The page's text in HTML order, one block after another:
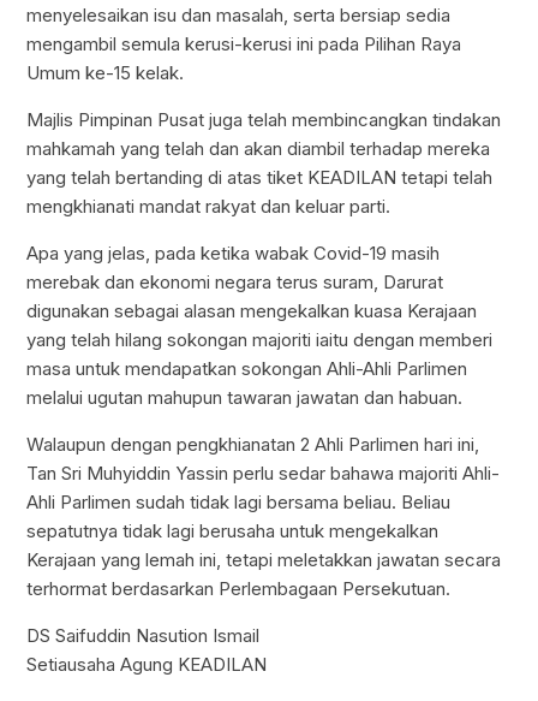
menyelesaikan isu dan masalah, serta bersiap sedia
mengambil semula kerusi-kerusi ini pada Pilihan Raya
Umum ke-15 kelak.
Majlis Pimpinan Pusat juga telah membincangkan tindakan
mahkamah yang telah dan akan diambil terhadap mereka
yang telah bertanding di atas tiket KEADILAN tetapi telah
mengkhianati mandat rakyat dan keluar parti.
Apa yang jelas, pada ketika wabak Covid-19 masih
merebak dan ekonomi negara terus suram, Darurat
digunakan sebagai alasan mengekalkan kuasa Kerajaan
yang telah hilang sokongan majoriti iaitu dengan memberi
masa untuk mendapatkan sokongan Ahli-Ahli Parlimen
melalui ugutan mahupun tawaran jawatan dan habuan.
Walaupun dengan pengkhianatan 2 Ahli Parlimen hari ini,
Tan Sri Muhyiddin Yassin perlu sedar bahawa majoriti Ahli-
Ahli Parlimen sudah tidak lagi bersama beliau. Beliau
sepatutnya tidak lagi berusaha untuk mengekalkan
Kerajaan yang lemah ini, tetapi meletakkan jawatan secara
terhormat berdasarkan Perlembagaan Persekutuan.
DS Saifuddin Nasution Ismail
Setiausaha Agung KEADILAN